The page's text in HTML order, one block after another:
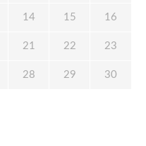
14 15 16
21 22 23
28 29 30